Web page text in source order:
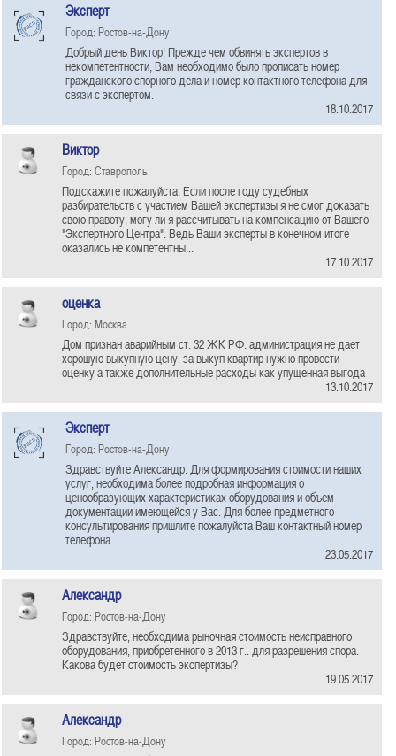
Эксперт
Город: Ростов-на-Дону
Добрый день Виктор! Прежде чем обвинять экспертов в
некомпетентности, Вам необходимо было прописать номер
гражданского спорного дела и номер контактного телефона для
связи с экспертом.
18.10.2017
Bиктор
Город: Ставрополь
Подскажите пожалуйста. Если после году судебных
разбирательств с участием Вашей экспертизы я не смог доказать
свою правоту, могу ли я рассчитывать на компенсацию от Вашего
"Экспертного Центра". Ведь Ваши эксперты в конечном итоге
оказались не компетентны...
17.10.2017
оценка
Город: Москва
Дом признан аварийным ст. 32 ЖК РФ. администрация не дает
хорошую выкупную цену. за выкуп квартир нужно провести
оценку а также дополнительные расходы как упущенная выгода
13.10.2017
Эксперт
Город: Ростов-на-Дону
Здравствуйте Александр. Для формирования стоимости наших
услуг, необходима более подробная информация о
ценообразующих характеристиках оборудования и объем
документации имеющейся у Вас. Для более предметного
консультирования пришлите пожалуйста Ваш контактный номер
телефона.
23.05.2017
Александр
Город: Ростов-на-Дону
Здравствуйте, необходима рыночная стоимость неисправного
оборудования, приобретенного в 2013 г.. для разрешения спора.
Какова будет стоимость экспертизы?
19.05.2017
Александр
Город: Ростов-на-Дону